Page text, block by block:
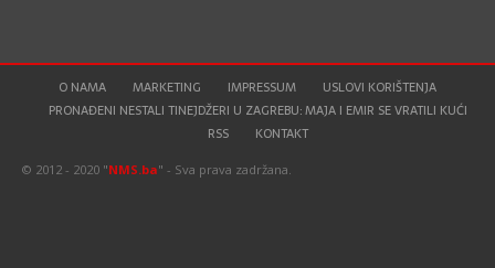
O NAMA MARKETING IMPRESSUM
USLOVI KORIŠTENJA
PRONAĐENI NESTALI TINEJDŽERI U ZAGREBU: MAJA I EMIR SE VRATILI KUĆI
RSS
KONTAKT
© 2012 - 2020 "NMS.ba" - Sva prava zadržana.